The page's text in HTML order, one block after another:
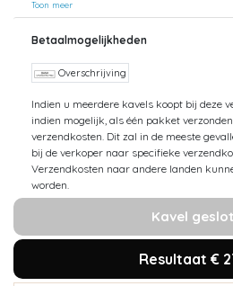
Toon meer
Betaalmogelijkheden
Overschrijving
Indien u meerdere kavels koopt bij deze
indien mogelijk, als één pakket
verzendkosten. Dit zal in de meeste
bij de verkoper naar specifieke
Verzendkosten naar andere landen
worden.
Kavel
Resultaat €